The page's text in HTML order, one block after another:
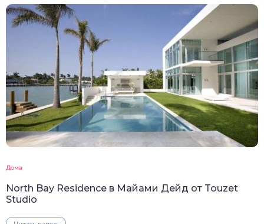
Дома
North Bay Residence в Майами Дейд от Touzet
Studio